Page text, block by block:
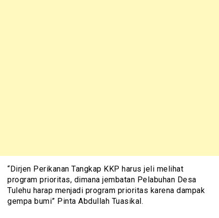
“Dirjen Perikanan Tangkap KKP harus jeli melihat
program prioritas, dimana jembatan Pelabuhan Desa
Tulehu harap menjadi program prioritas karena dampak
gempa bumi” Pinta Abdullah Tuasikal.